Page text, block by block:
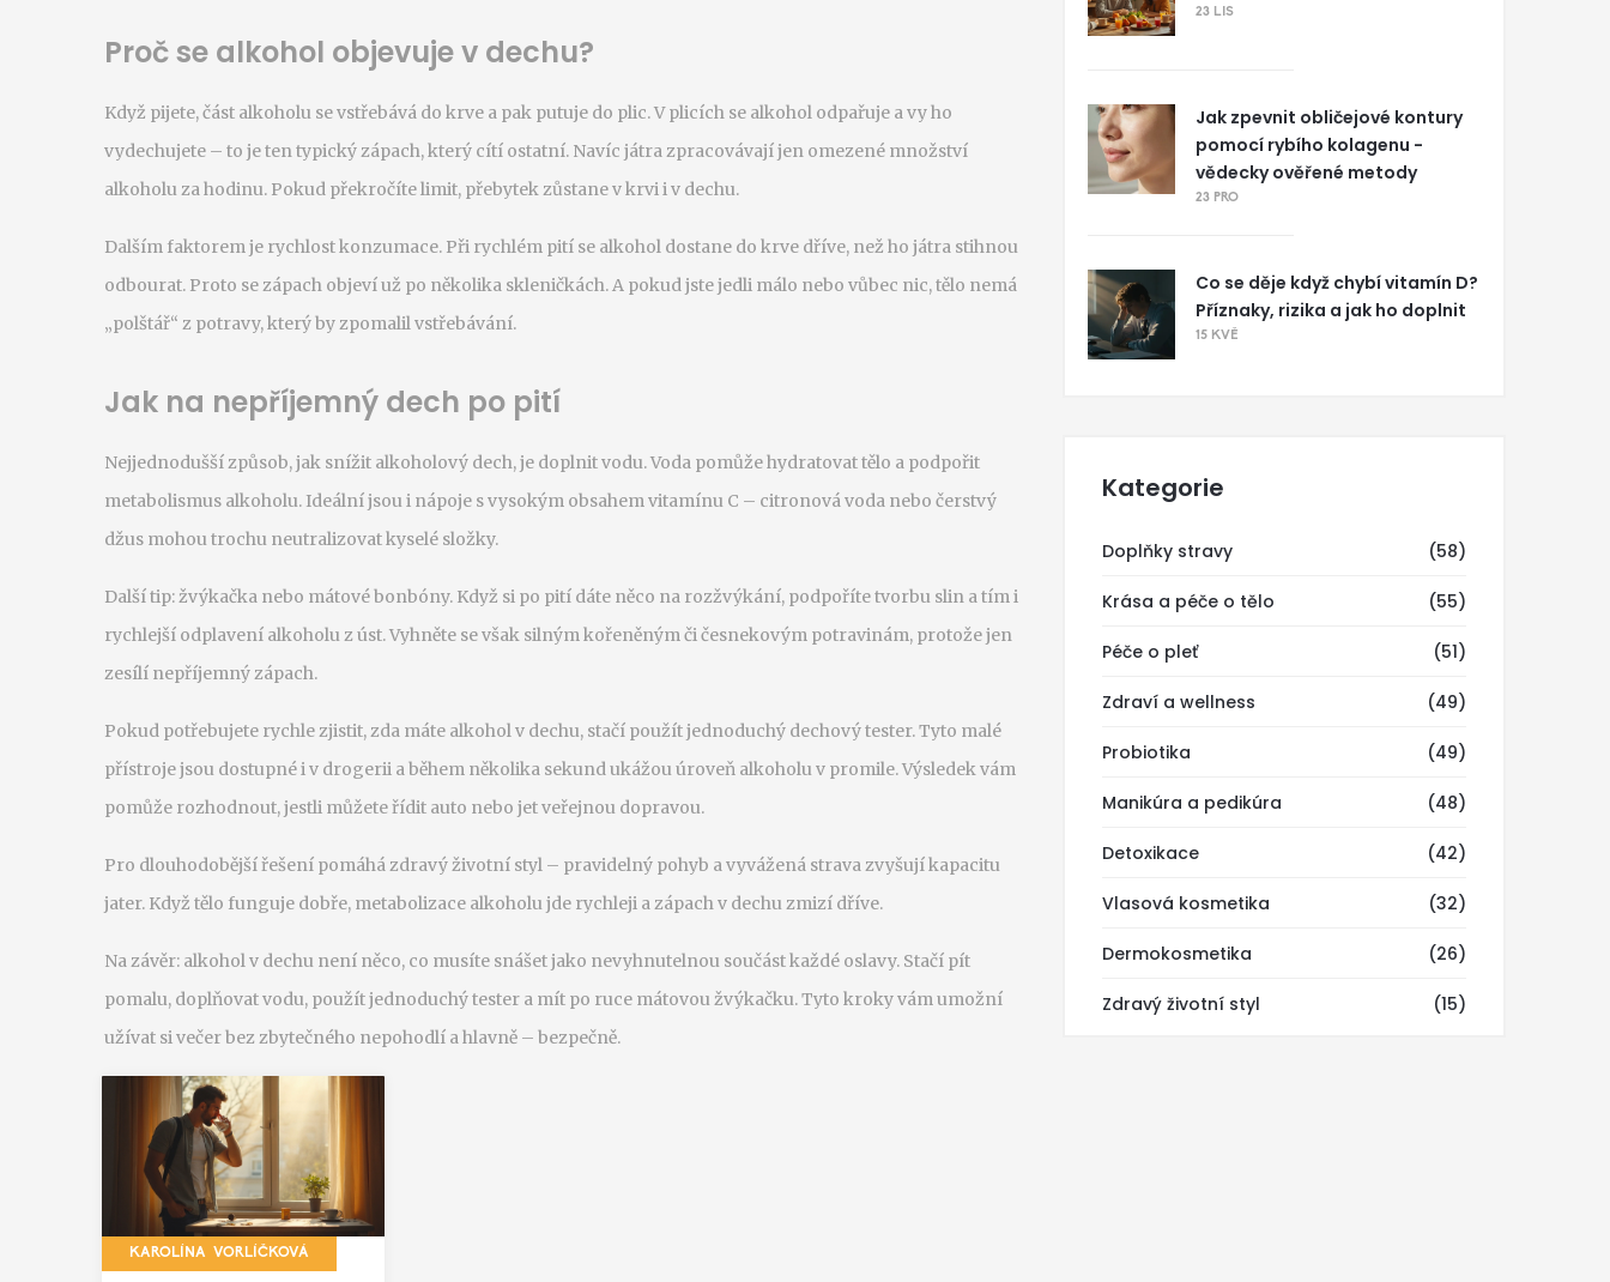
Proč se alkohol objevuje v dechu?
Když pijete, část alkoholu se vstřebává do krve a pak putuje do plic. V plicích se alkohol odpařuje a vy ho
vydechujete – to je ten typický zápach, který cítí ostatní. Navíc játra zpracovávají jen omezené množství
alkoholu za hodinu. Pokud překročíte limit, přebytek zůstane v krvi i v dechu.
Dalším faktorem je rychlost konzumace. Při rychlém pití se alkohol dostane do krve dříve, než ho játra stihnou
odbourat. Proto se zápach objeví už po několika skleničkách. A pokud jste jedli málo nebo vůbec nic, tělo nemá
„polštář“ z potravy, který by zpomalil vstřebávání.
Jak na nepříjemný dech po pití
Nejjednodušší způsob, jak snížit alkoholový dech, je doplnit vodu. Voda pomůže hydratovat tělo a podpořit
metabolismus alkoholu. Ideální jsou i nápoje s vysokým obsahem vitamínu C – citronová voda nebo čerstvý
džus mohou trochu neutralizovat kyselé složky.
Další tip: žvýkačka nebo mátové bonbóny. Když si po pití dáte něco na rozžvýkání, podpoříte tvorbu slin a tím i
rychlejší odplavení alkoholu z úst. Vyhněte se však silným kořeněným či česnekovým potravinám, protože jen
zesílí nepříjemný zápach.
Pokud potřebujete rychle zjistit, zda máte alkohol v dechu, stačí použít jednoduchý dechový tester. Tyto malé
přístroje jsou dostupné i v drogerii a během několika sekund ukážou úroveň alkoholu v promile. Výsledek vám
pomůže rozhodnout, jestli můžete řídit auto nebo jet veřejnou dopravou.
Pro dlouhodobější řešení pomáhá zdravý životní styl – pravidelný pohyb a vyvážená strava zvyšují kapacitu
jater. Když tělo funguje dobře, metabolizace alkoholu jde rychleji a zápach v dechu zmizí dříve.
Na závěr: alkohol v dechu není něco, co musíte snášet jako nevyhnutelnou součást každé oslavy. Stačí pít
pomalu, doplňovat vodu, použít jednoduchý tester a mít po ruce mátovou žvýkačku. Tyto kroky vám umožní
užívat si večer bez zbytečného nepohodlí a hlavně – bezpečně.
KAROLÍNA VORLÍČKOVÁ
23 LIS
Jak zpevnit obličejové kontury
pomocí rybího kolagenu -
vědecky ověřené metody
23 PRO
Co se děje když chybí vitamín D?
Příznaky, rizika a jak ho doplnit
15 KVĚ
Kategorie
Doplňky stravy (58)
Krása a péče o tělo (55)
Péče o pleť (51)
Zdraví a wellness (49)
Probiotika (49)
Manikúra a pedikúra (48)
Detoxikace (42)
Vlasová kosmetika (32)
Dermokosmetika (26)
Zdravý životní styl (15)